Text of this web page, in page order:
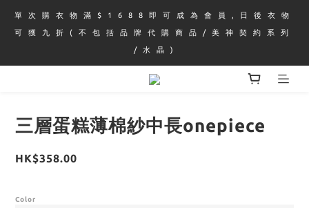
單 次 購 衣 物 滿 $ 1 6 8 8 即 可 成 為 會 員 , 日 後 衣 物
可 獲 九 折 ( 不 包 括 品 牌 代 購 商 品 / 美 神 契 約 系 列
/ 水 晶 )
三層蛋糕薄棉紗中長onepiece
HK$358.00
Color